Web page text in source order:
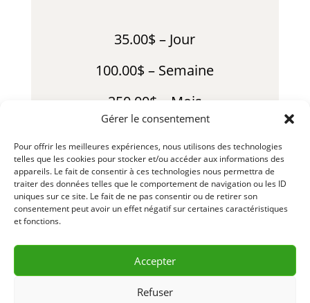
Gérer le consentement
Pour offrir les meilleures expériences, nous utilisons des technologies
telles que les cookies pour stocker et/ou accéder aux informations des
appareils. Le fait de consentir à ces technologies nous permettra de
traiter des données telles que le comportement de navigation ou les ID
uniques sur ce site. Le fait de ne pas consentir ou de retirer son
consentement peut avoir un effet négatif sur certaines caractéristiques
et fonctions.
Accepter
Refuser
35.00$ – Jour
100.00$ – Semaine
250.00$ – Mois
*Usure consommables en sus
LLL204-1 – LLL204-2 – R23-01
DEMANDE D’INFORMATION
& RÉSERVATION